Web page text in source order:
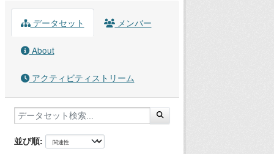
データセット メンバー
About
アクティビティストリーム
並び順